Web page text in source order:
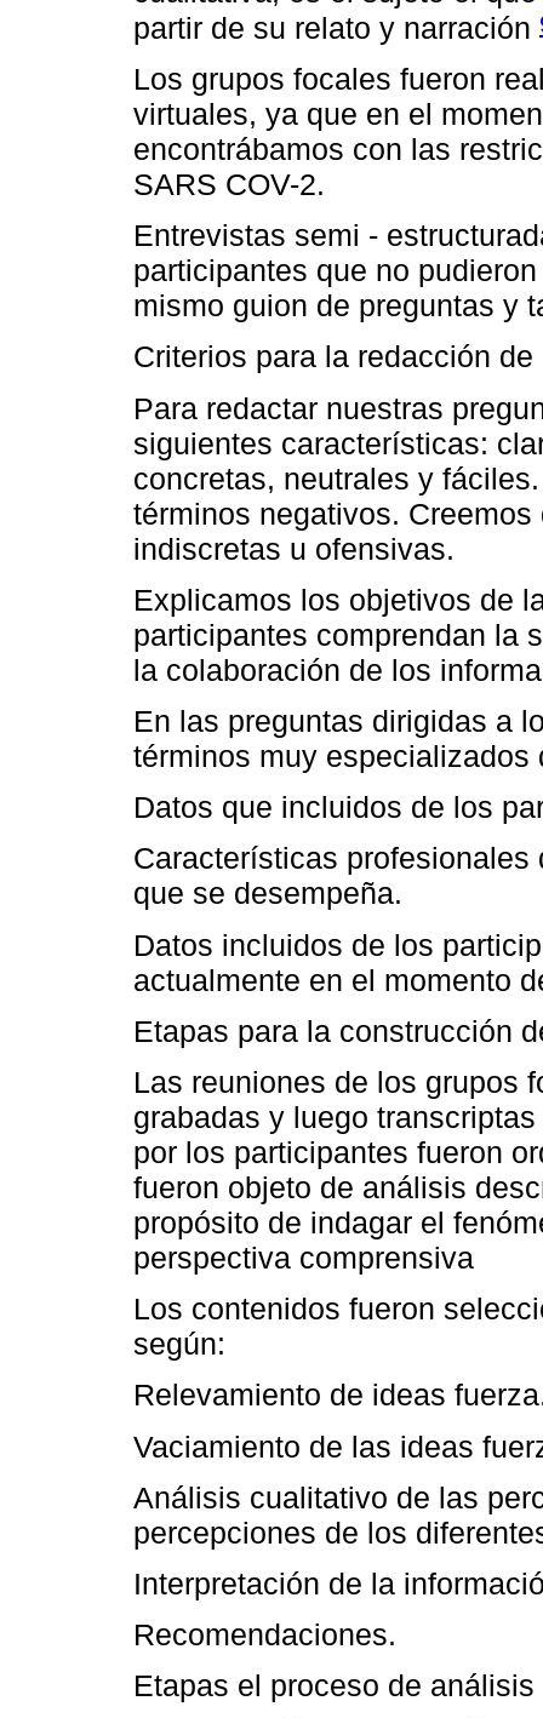
partir de su relato y narración
Los grupos focales fueron
virtuales, ya que en el
encontrábamos con las
SARS COV-2.
Entrevistas semi -
participantes que no
mismo guion de preguntas y
Criterios para la redacción
Para redactar nuestras
siguientes características:
concretas, neutrales y
términos negativos.
indiscretas u ofensivas.
Explicamos los objetivos de
participantes comprendan la
la colaboración de los
En las preguntas dirigidas a
términos muy especializados
Datos que incluidos de los
Características
que se desempeña.
Datos incluidos de los
actualmente en el momento
Etapas para la construcción
Las reuniones de los grupos
grabadas y luego
por los participantes fueron
fueron objeto de análisis
propósito de indagar el
perspectiva comprensiva
Los contenidos fueron
según:
Relevamiento de ideas
Vaciamiento de las ideas
Análisis cualitativo de las
percepciones de los
Interpretación de la
Recomendaciones.
Etapas el proceso de